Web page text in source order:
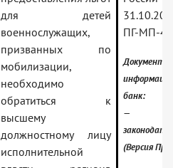
для детей
военнослужащих,
призванных по
мобилизации,
необходимо
обратиться к
высшему
должностному лицу
исполнительной
ПГ-МП-
Документ
банк:
—
(Версия